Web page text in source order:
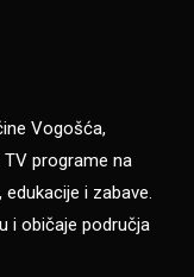
Vogošća,
programe na
i zabave.
i običaje područja